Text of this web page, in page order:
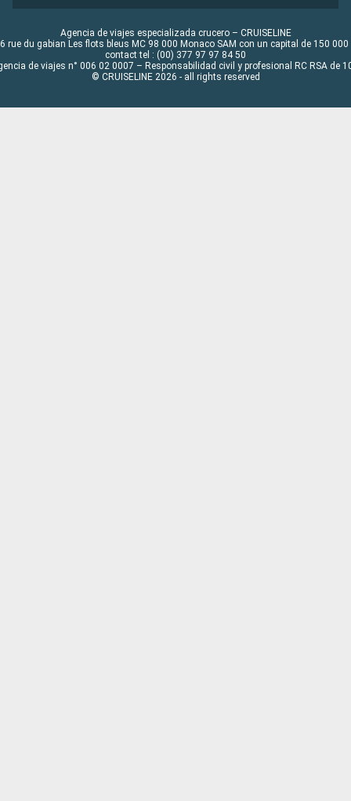
Agencia de viajes especializada crucero – CRUISELINE
rue du gabian Les flots bleus MC 98 000 Monaco SAM con un capital de 150 000
contact tel : (00) 377 97 97 84 50
de viajes n° 006 02 0007 – Responsabilidad civil y profesional RC RSA de
© CRUISELINE 2026 - all rights reserved